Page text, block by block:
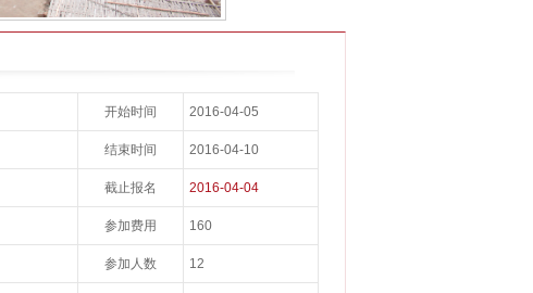
开始时间 2016-04-05
结束时间 2016-04-10
截止报名 2016-04-04
参加费用 160
参加人数 12